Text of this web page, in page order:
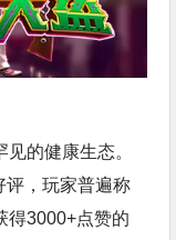
见的健康生态。
评，玩家普遍称
得3000+点赞的